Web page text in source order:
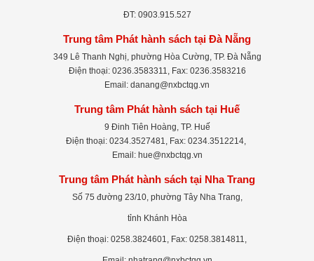
ĐT: 0903.915.527
Trung tâm Phát hành sách tại Đà Nẵng
349 Lê Thanh Nghị, phường Hòa Cường, TP. Đà Nẵng
Điện thoại: 0236.3583311, Fax: 0236.3583216
Email: danang@nxbctqg.vn
Trung tâm Phát hành sách tại Huế
9 Đinh Tiên Hoàng, TP. Huế
Điện thoại: 0234.3527481, Fax: 0234.3512214,
Email: hue@nxbctqg.vn
Trung tâm Phát hành sách tại Nha Trang
Số 75 đường 23/10, phường Tây Nha Trang,
tỉnh Khánh Hòa
Điện thoại: 0258.3824601, Fax: 0258.3814811,